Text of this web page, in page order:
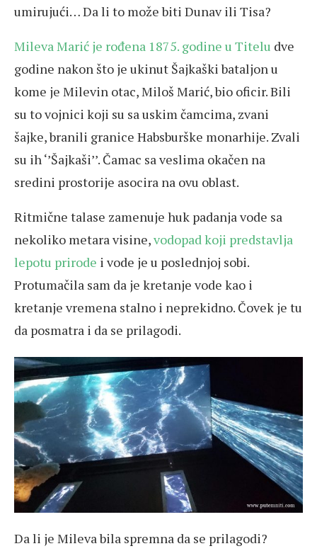
umirujući… Da li to može biti Dunav ili Tisa?
Mileva Marić je rođena 1875. godine u Titelu dve
godine nakon što je ukinut Šajkaški bataljon u
kome je Milevin otac, Miloš Marić, bio oficir. Bili
su to vojnici koji su sa uskim čamcima, zvani
šajke, branili granice Habsburške monarhije. Zvali
su ih ‘’Šajkaši’’. Čamac sa veslima okačen na
sredini prostorije asocira na ovu oblast.
Ritmične talase zamenuje huk padanja vode sa
nekoliko metara visine,vodopad koji predstavlja
lepotu prirode i vode je u poslednjoj sobi.
Protumačila sam da je kretanje vode kao i
kretanje vremena stalno i neprekidno. Čovek je tu
da posmatra i da se prilagodi.
Da li je Mileva bila spremna da se prilagodi?